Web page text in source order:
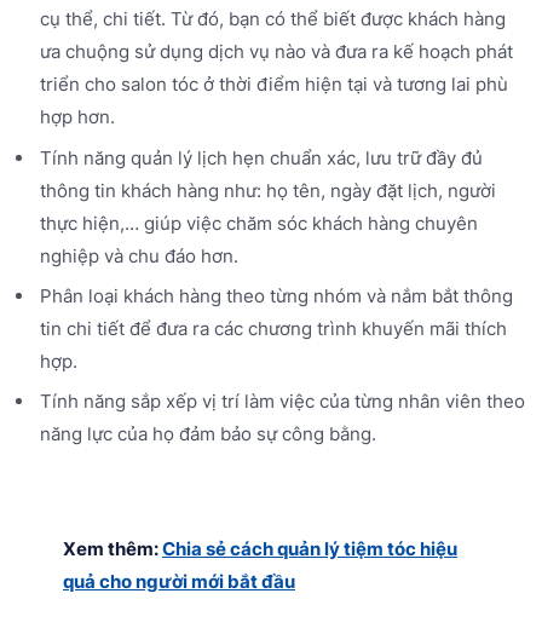
cụ thể, chi tiết. Từ đó, bạn có thể biết được khách hàng
ưa chuộng sử dụng dịch vụ nào và đưa ra kế hoạch phát
triển cho salon tóc ở thời điểm hiện tại và tương lai phù
hợp hơn.
Tính năng quản lý lịch hẹn chuẩn xác, lưu trữ đầy đủ
thông tin khách hàng như: họ tên, ngày đặt lịch, người
thực hiện,… giúp việc chăm sóc khách hàng chuyên
nghiệp và chu đáo hơn.
Phân loại khách hàng theo từng nhóm và nắm bắt thông
tin chi tiết để đưa ra các chương trình khuyến mãi thích
hợp.
Tính năng sắp xếp vị trí làm việc của từng nhân viên theo
năng lực của họ đảm bảo sự công bằng.
Xem thêm:Chia sẻ cách quản lý tiệm tóc hiệu
quả cho người mới bắt đầu